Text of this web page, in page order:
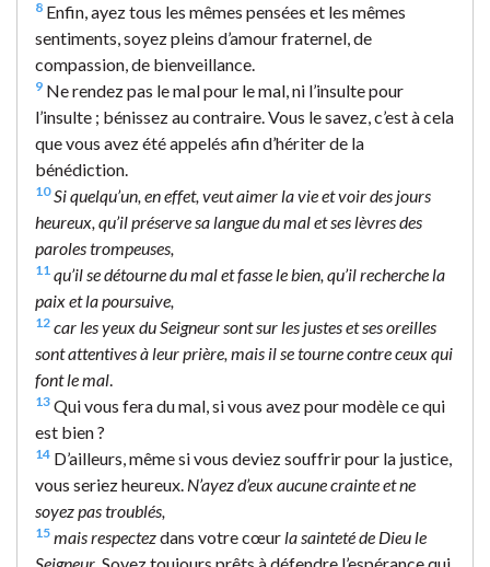
8 Enfin, ayez tous les mêmes pensées et les mêmes
sentiments, soyez pleins d’amour fraternel, de
compassion, de bienveillance.
9 Ne rendez pas le mal pour le mal, ni l’insulte pour
l’insulte ; bénissez au contraire. Vous le savez, c’est à cela
que vous avez été appelés afin d’hériter de la
bénédiction.
10 Si quelqu’un, en effet, veut aimer la vie et voir des jours
heureux, qu’il préserve sa langue du mal et ses lèvres des
paroles trompeuses,
11 qu’il se détourne du mal et fasse le bien, qu’il recherche la
paix et la poursuive,
12 car les yeux du Seigneur sont sur les justes et ses oreilles
sont attentives à leur prière, mais il se tourne contre ceux qui
font le mal
13 Qui vous fera du mal, si vous avez pour modèle ce qui
est bien ?
14 D’ailleurs, même si vous deviez souffrir pour la justice,
vous seriez heureux. N’ayez d’eux aucune crainte et ne
soyez pas troublés,
15 mais respectezdans votre cœur la sainteté de Dieu le
Seigneur . Soyez toujours prêts à défendre l’espérance qui